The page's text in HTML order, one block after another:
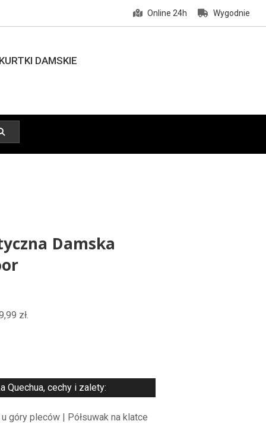
Online 24h Wygodnie
DAMSKIE
Damska
zł.
Quechua, cechy i zalety:
góry pleców | Półsuwak na klatce